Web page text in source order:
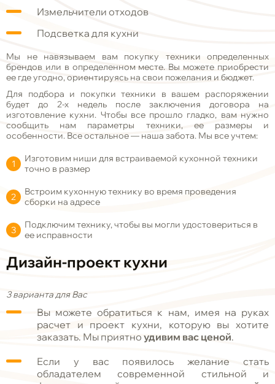
Измельчители отходов
Подсветка для кухни
Мы не навязываем вам покупку техники определенных
брендов или в определенном месте. Вы можете приобрести
ее где угодно, ориентируясь на свои пожелания и бюджет.
Для подбора и покупки техники в вашем распоряжении
будет до 2-х недель после заключения договора на
изготовление кухни. Чтобы все прошло гладко, вам нужно
сообщить нам параметры техники, ее размеры и
особенности. Все остальное— наша забота. Мы все учтем:
Изготовим ниши для встраиваемой кухонной техники
точно в размер
Встроим кухонную технику во время проведения
сборки на адресе
Подключим технику, чтобы вы могли удостовериться в
ее исправности
Дизайн-проект кухни
3 варианта для Вас
Вы можете обратиться к нам, имея на руках
расчет и проект кухни, которую вы хотите
заказать. Мы приятно удивим вас ценой.
Если у вас появилось желание стать
обладателем современной стильной и